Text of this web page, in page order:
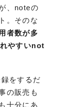
、noteの
。そのな
者数が多
やすいnot
をするだ
の販売も
十分にあ